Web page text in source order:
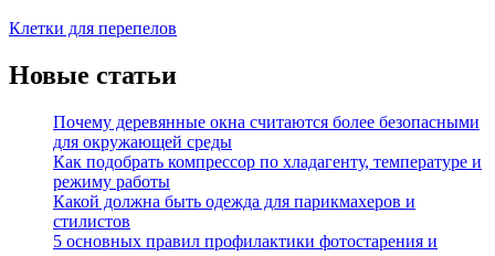
Клетки для перепелов
Новые статьи
Почему деревянные окна считаются более безопасными
для окружающей среды
Как подобрать компрессор по хладагенту, температуре и
режиму работы
Какой должна быть одежда для парикмахеров и
стилистов
5 основных правил профилактики фотостарения и